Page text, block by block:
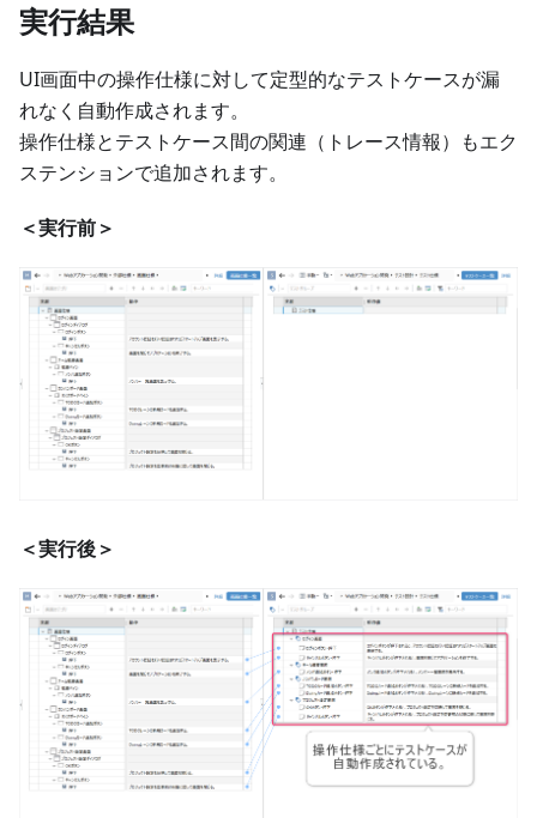
実行結果
UI画面中の操作仕様に対して定型的なテストケースが漏
れなく自動作成されます。
操作仕様とテストケース間の関連（トレース情報）もエク
ステンションで追加されます。
＜実行前＞
＜実行後＞